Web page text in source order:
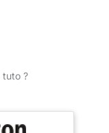
tuto ?